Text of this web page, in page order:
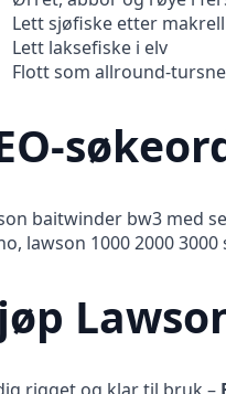
Lett sjøfiske etter
Lett laksefiske i elv
Flott som allround-
baitwinder bw3 med
lawson 1000 2000 3000